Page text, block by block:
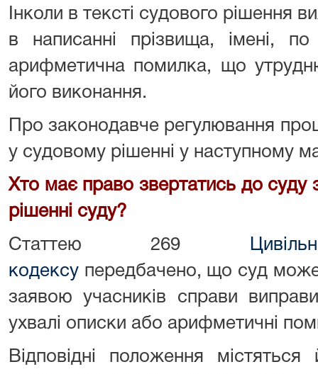
Інколи в тексті судового рішення
в написанні прізвища, імені,
арифметична помилка, що
його виконання.
Про законодавче регулювання
у судовому рішенні у наступному
Хто має право звертатись до суду
рішенні суду?
Статтею 269
кодексу передбачено, що суд може
заявою учасників справи
ухвалі описки або арифметичні
Відповідні положення